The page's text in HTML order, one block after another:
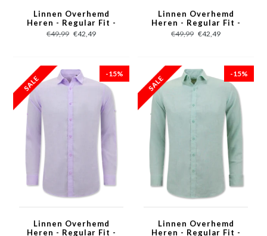
Linnen Overhemd
Heren - Regular Fit -
Casual Blanco - Licht
Blauw
€49,99 €42,49
Linnen Overhemd
Heren - Regular Fit -
Casual Blanco - Beige
€49,99 €42,49
-15%
Linnen Overhemd
Heren - Regular Fit -
-15%
Linnen Overhemd
Heren - Regular Fit -